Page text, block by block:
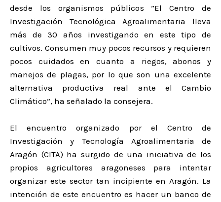
desde los organismos públicos ”El Centro de
Investigación Tecnológica Agroalimentaria lleva
más de 30 años investigando en este tipo de
cultivos. Consumen​ muy pocos recursos y requieren
pocos cuidados en cuanto a riegos,​ abonos y
manejos de plagas, por lo que son una excelente
alternativa productiva real ante el Cambio
Climático”, ha señalado la consejera.
El encuentro organizado por el Centro de
Investigación y Tecnología Agroalimentaria de
Aragón (CITA) ha surgido de una iniciativa de los
propios agricultores aragoneses para intentar
organizar este sector tan incipiente en Aragón. La
intención de este encuentro es hacer un banco de